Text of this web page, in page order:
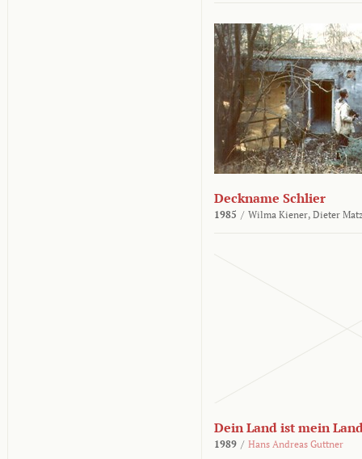
Deckname Schlier
1985 / Wilma Kiener, Dieter
Dein Land ist mein
1989 / Hans Andreas Guttner